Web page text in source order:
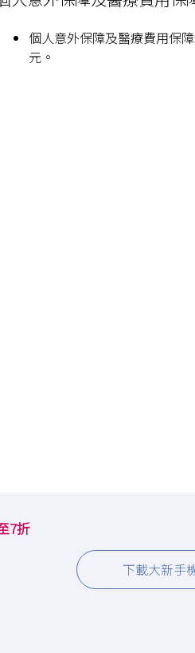
個人意外保障及醫療費用保
元。
7折
下載大新手